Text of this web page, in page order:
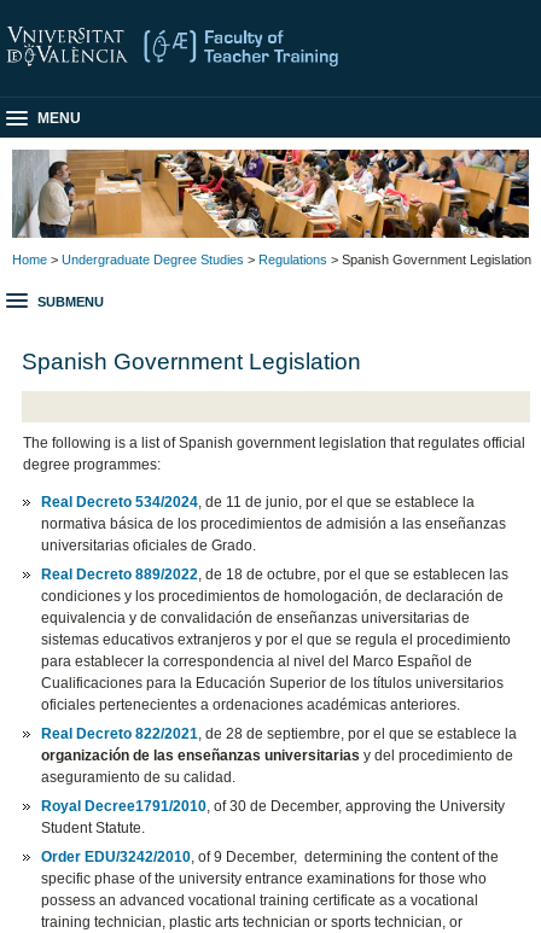
MENU
Home > Undergraduate Degree Studies > Regulations > Spanish Government Legislation
SUBMENU
Spanish Government Legislation
The following is a list of Spanish government legislation that regulates official
degree programmes:
Real Decreto 534/2024, de 11 de junio, por el que se establece la
normativa básica de los procedimientos de admisión a las enseñanzas
universitarias oficiales de Grado.
Real Decreto 889/2022, de 18 de octubre, por el que se establecen las
condiciones y los procedimientos de homologación, de declaración de
equivalencia y de convalidación de enseñanzas universitarias de
sistemas educativos extranjeros y por el que se regula el procedimiento
para establecer la correspondencia al nivel del Marco Español de
Cualificaciones para la Educación Superior de los títulos universitarios
oficiales pertenecientes a ordenaciones académicas anteriores.
Real Decreto 822/2021, de 28 de septiembre, por el que se establece la
organización de las enseñanzas universitarias y del procedimiento de
aseguramiento de su calidad.
Royal Decree1791/2010, of 30 de December, approving the University
Student Statute.
Order EDU/3242/2010, of 9 December, determining the content of the
specific phase of the university entrance examinations for those who
possess an advanced vocational training certificate as a vocational
training technician, plastic arts technician or sports technician, or